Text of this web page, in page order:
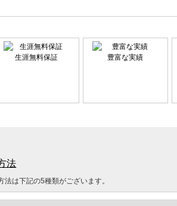
生涯無料保証 豊富な実績
法
法は下記の5種類がございます。